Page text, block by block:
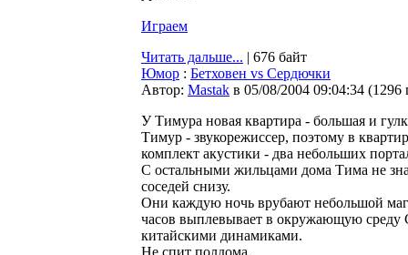
Играем
Читать дальше... | 676 байт
Юмор : Бетховен vs Сердючки
Автор: Мastak в 05/08/2004 09:04:34 (1296
У Тимура новая квартира - большая и
Тимур - звукорежиссер, поэтому в
комплект акустики - два небольших
С остальными жильцами дома Тима не
соседей снизу.
Они каждую ночь врубают небольшой
часов выплевывает в окружающую среду
китайскими динамиками.
Не спит полдома.